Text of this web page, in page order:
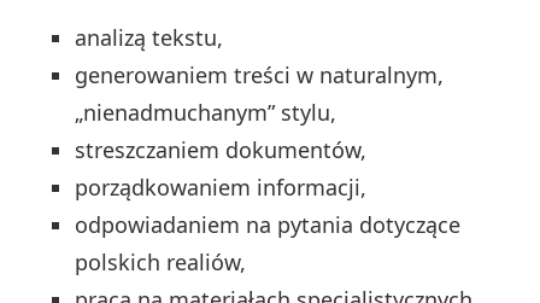
analizą tekstu,
generowaniem treści w naturalnym,
„nienadmuchanym” stylu,
streszczaniem dokumentów,
porządkowaniem informacji,
odpowiadaniem na pytania dotyczące
polskich realiów,